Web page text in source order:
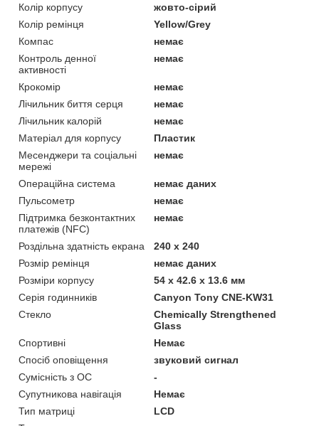
Колір корпусу
жовто-сірий
Колір ремінця
Yellow/Grey
Компас
немає
Контроль денної
активності
немає
Крокомір
немає
Лічильник биття серця
немає
Лічильник калорій
немає
Матеріал для корпусу
Пластик
Месенджери та соціальні
мережі
немає
Операційна система
немає даних
Пульсометр
немає
Підтримка безконтактних
платежів (NFC)
немає
Роздільна здатність екрана
240 x 240
Розмір ремінця
немає даних
Розміри корпусу
54 х 42.6 х 13.6 мм
Серія годинників
Canyon Tony CNE-KW31
Стекло
Chemically Strengthened
Glass
Спортивні
Немає
Спосіб оповіщення
звуковий сигнал
Сумісність з ОС
-
Супутникова навігація
Немає
Тип матриці
LCD